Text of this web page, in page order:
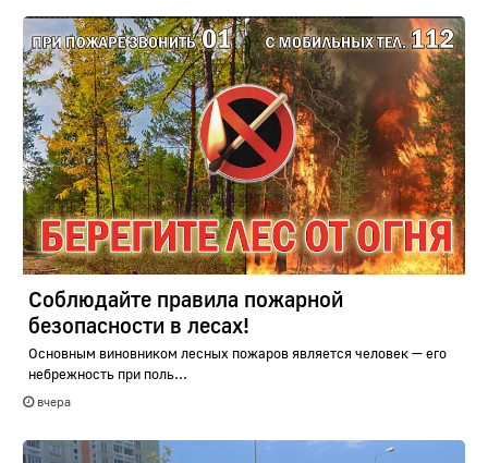
Соблюдайте правила пожарной
безопасности в лесах!
Основным виновником лесных пожаров является человек — его
небрежность при поль...
вчера